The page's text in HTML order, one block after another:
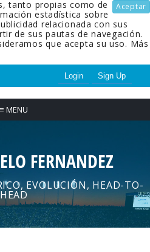
Aceptar
tanto propias como de
estadística sobre
relacionada con sus
de sus pautas de navegación.
que acepta su uso. Más
Login Sign Up
≡ MENU
FERNANDEZ
EVOLUCIÓN, HEAD-TO-
HEAD